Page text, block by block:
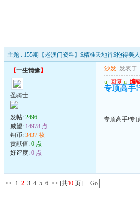
主题 : 155期【老澳门资料】$精准天地肖$抱得美
【一生情缘】
圣骑士
发帖: 2496
威望: 14978 点
铜币: 3437 枚
贡献值: 0 点
好评度: 0 点
沙发 发表于:
u 回复 u 编
专顶高手!
专顶高手!专
<< 1 2 3 4 5 6 >> [共10 页] Go